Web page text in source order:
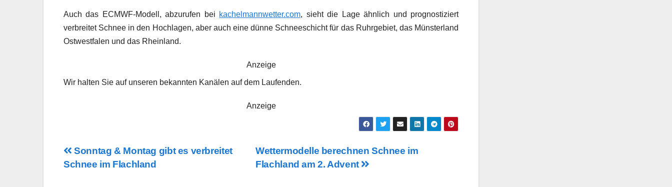
Auch das ECMWF-Modell, abzurufen bei kachelmannwetter.com, sieht die Lage ähnlich und prognostiziert
verbreitet Schnee in den Hochlagen, aber auch eine dünne Schneeschicht für das Ruhrgebiet, das Münsterland
Ostwestfalen und das Rheinland.
Anzeige
Wir halten Sie auf unseren bekannten Kanälen auf dem Laufenden.
Anzeige
Beitragsnavigation
Wettermodelle berechnen Schnee im
Flachland am 2. Advent
Sonntag & Montag gibt es verbreitet
Schnee im Flachland